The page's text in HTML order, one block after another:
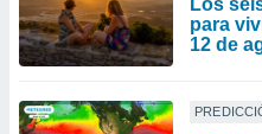
Los
para
12 de